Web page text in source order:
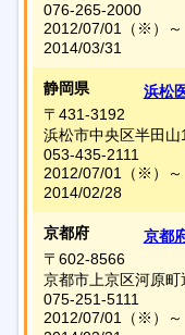
076-265-2000
2012/07/01
（※）
～
2014/03/31
静岡県 浜松
〒431-3192
浜松市中央区半田山
053-435-2111
2012/07/01
（※）
～
2014/02/28
京都府 京都
〒602-8566
京都市上京区河原
075-251-5111
2012/07/01
（※）
～